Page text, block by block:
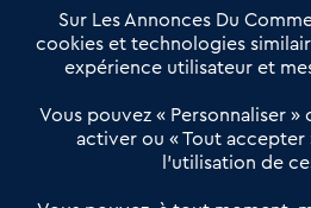
Offres Pro
Actualités
Qui sommes nous ?
Derniers articles
Réseau 3C : un partenaire national
Sur Les Annonces Du
cookies et technologies
expérience utilisateur et
Vous pouvez « Personnaliser
activer ou « Tout
l’utilisation de